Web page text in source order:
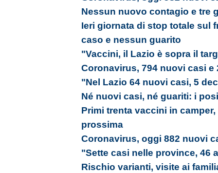
Nessun nuovo contagio e tre
Ieri giornata di stop totale sul
caso e nessun guarito
"Vaccini, il Lazio è sopra il
Coronavirus, 794 nuovi casi e
"Nel Lazio 64 nuovi casi, 5
Né nuovi casi, né guariti: i
Primi trenta vaccini in
prossima
Coronavirus, oggi 882 nuovi
"Sette casi nelle province, 46
Rischio varianti, visite ai